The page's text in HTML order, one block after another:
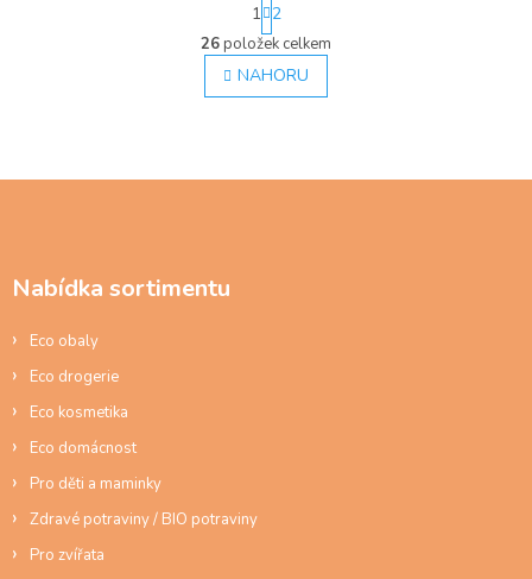
O
v
l
t
r
á
n
k
n
1 2
26 položek celkem
NAHORU
Nabídka sortimentu
Eco obaly
Eco drogerie
Eco kosmetika
Eco domácnost
Pro děti a maminky
Zdravé potraviny / BIO potraviny
Pro zvířata